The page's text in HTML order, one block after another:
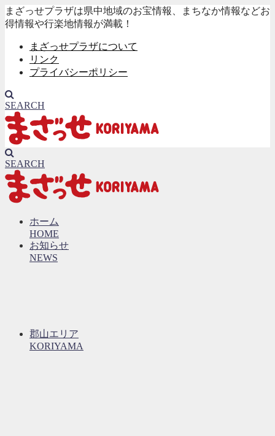
まざっせプラザは県中地域のお宝情報、まちなか情報などお
得情報や行楽地情報が満載！
まざっせプラザについて
リンク
プライバシーポリシー
SEARCH
SEARCH
ホーム
HOME
お知らせ
NEWS
郡山エリア
KORIYAMA